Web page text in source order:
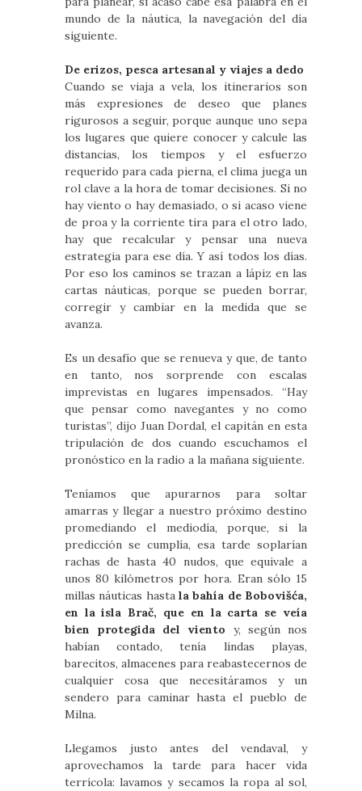
mundo de la náutica, la navegación del día
siguiente.
De erizos, pesca artesanal y viajes a dedo
Cuando se viaja a vela, los itinerarios son
más expresiones de deseo que planes
rigurosos a seguir, porque aunque uno sepa
los lugares que quiere conocer y calcule las
distancias, los tiempos y el esfuerzo
requerido para cada pierna, el clima juega un
rol clave a la hora de tomar decisiones. Si no
hay viento o hay demasiado, o si acaso viene
de proa y la corriente tira para el otro lado,
hay que recalcular y pensar una nueva
estrategia para ese día. Y así todos los días.
Por eso los caminos se trazan a lápiz en las
cartas náuticas, porque se pueden borrar,
corregir y cambiar en la medida que se
avanza.
Es un desafío que se renueva y que, de tanto
en tanto, nos sorprende con escalas
imprevistas en lugares impensados. “Hay
que pensar como navegantes y no como
turistas”, dijo Juan Dordal, el capitán en esta
tripulación de dos cuando escuchamos el
pronóstico en la radio a la mañana siguiente.
Teníamos que apurarnos para soltar
amarras y llegar a nuestro próximo destino
promediando el mediodía, porque, si la
predicción se cumplía, esa tarde soplarían
rachas de hasta 40 nudos, que equivale a
unos 80 kilómetros por hora. Eran sólo 15
millas náuticas hasta la bahía de Bobovišća,
en la isla Brač, que en la carta se veía
bien protegida del viento y, según nos
habían contado, tenía lindas playas,
barecitos, almacenes para reabastecernos de
cualquier cosa que necesitáramos y un
sendero para caminar hasta el pueblo de
Milna.
Llegamos justo antes del vendaval, y
aprovechamos la tarde para hacer vida
terrícola: lavamos y secamos la ropa al sol,